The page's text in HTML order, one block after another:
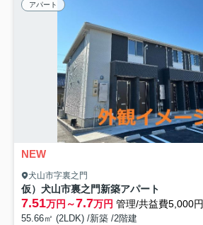
アパート
NEW
犬山市字裏之門
仮）犬山市裏之門新築アパート
7.51万円～7.7万円 管理/共益費5,000円
55.66㎡ (2LDK) /新築 /2階建